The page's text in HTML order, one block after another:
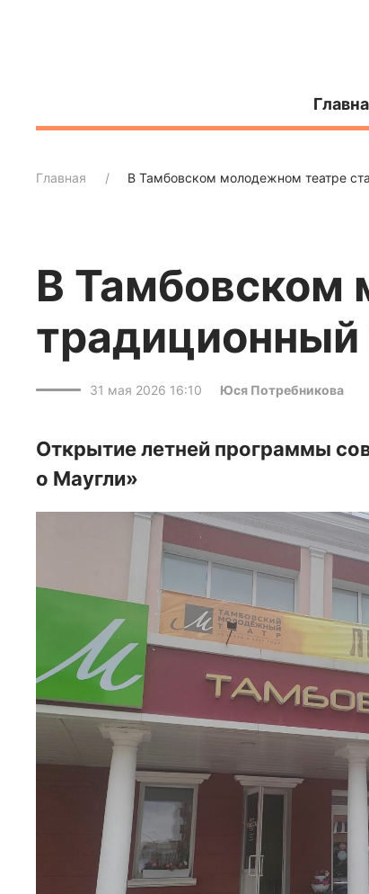
Главная В Тамбовском молодежном театре
В Тамбовском
31 мая 2026 16:10 Юся Потребникова
Открытие летней программы
о Маугли»